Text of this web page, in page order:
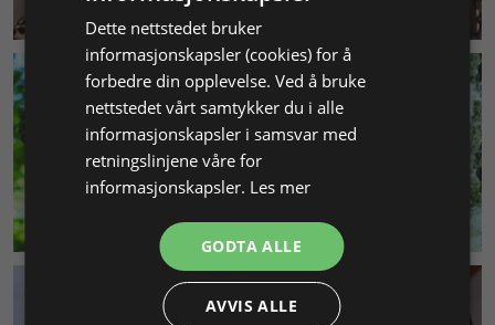
Dette nettstedet bruker
informasjonskapsler (cookies) for å
forbedre din opplevelse. Ved å bruke
nettstedet vårt samtykker du i alle
informasjonskapsler i samsvar med
retningslinjene våre for
informasjonskapsler. Les mer
GODTA ALLE
AVVIS ALLE